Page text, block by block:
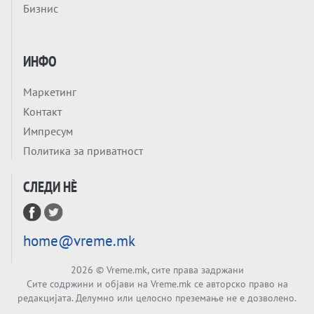
со отпор, а Европа гледа почеток на
Брисел ги менува правилата за
проширување: НОВИ ЗАШТИТНИ
МЕХАНИЗМИ ЗА ИДНИТЕ ЧЛЕНКИ НА ЕУ
Вечер Анализа
Бизнис
ИНФО
Маркетинг
Контакт
Импресум
Политика за приватност
СЛЕДИ НÈ
home@vreme.mk
2026 © Vreme.mk, сите права задржани
Сите содржини и објави на Vreme.mk се авторско право на
редакцијата. Делумно или целосно преземање не е дозволено.